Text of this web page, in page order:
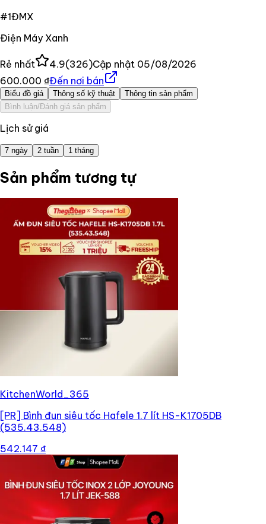
#1ĐMX
Điện Máy Xanh
Rẻ nhất 4.9(326)Cập nhật 05/08/2026
600.000 ₫Đến nơi bán
Biểu đồ giá Thông số kỹ thuật
Thông tin sản phẩm
Bình luận/Đánh giá sản phẩm
Lịch sử giá
7 ngày 2 tuần 1 tháng
Sản phẩm tương tự
KitchenWorld_365
[PR] Bình đun siêu tốc Hafele 1.7 lít HS-K1705DB
(535.43.548)
542.147 ₫